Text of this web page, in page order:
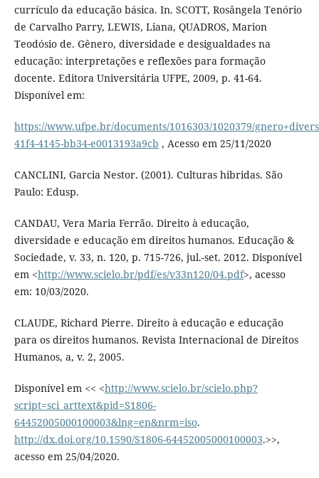
currículo da educação básica. In. SCOTT, Rosângela Tenório
de Carvalho Parry, LEWIS, Liana, QUADROS, Marion
Teodósio de. Gênero, diversidade e desigualdades na
educação: interpretações e reflexões para formação
docente. Editora Universitária UFPE, 2009, p. 41-64.
Disponível em:
https://www.ufpe.br/documents/1016303/1020379/
41f4-4145-bb34-e0013193a9cb , Acesso em 25/11/2020
CANCLINI, Garcia Nestor. (2001). Culturas hibridas. São
Paulo: Edusp.
CANDAU, Vera Maria Ferrão. Direito à educação,
diversidade e educação em direitos humanos. Educação &
Sociedade, v. 33, n. 120, p. 715-726, jul.-set. 2012. Disponível
em <http://www.scielo.br/pdf/es/v33n120/04.pdf>, acesso
em: 10/03/2020.
CLAUDE, Richard Pierre. Direito à educação e educação
para os direitos humanos. Revista Internacional de Direitos
Humanos, a, v. 2, 2005.
Disponível em << <http://www.scielo.br/scielo.php?
script=sci_arttext&pid=S1806-
64452005000100003&lng=en&nrm=iso.
http://dx.doi.org/10.1590/S1806-64452005000100003.>>,
acesso em 25/04/2020.